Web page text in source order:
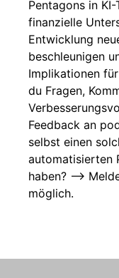
Pentagons in
finanzielle
Entwicklung
beschleunigen
Implikationen
du Fragen,
Feedback an
selbst einen
automatisierten
haben? -->
möglich.